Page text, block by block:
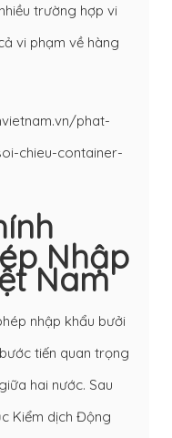
trường hợp vi
vi phạm về hàng
phat-
chieu-container-
Nhập
Nam
nhập khẩu bưởi
tiến quan trọng
hai nước. Sau
Kiểm dịch Động